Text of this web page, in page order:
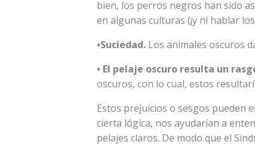
bien, los perros negros han sido
en algunas culturas (¡y ni hablar
•Suciedad. Los animales oscuros
• El pelaje oscuro resulta un
oscuros, con lo cual, estos
Estos prejuicios o sesgos pueden
cierta lógica, nos ayudarían a
pelajes claros. De modo que el